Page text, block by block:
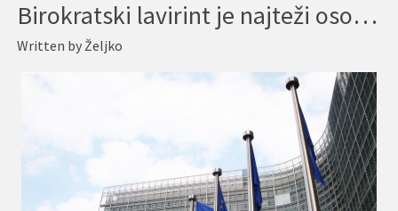
Birokratski lavirint je najteži osobama s invaliditetom, izlaz im moraju omogućiti institucije
Written by Željko